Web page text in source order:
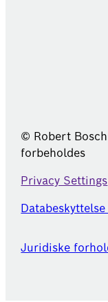
© Robert
forbeholdes
Privacy Settings
Juridiske